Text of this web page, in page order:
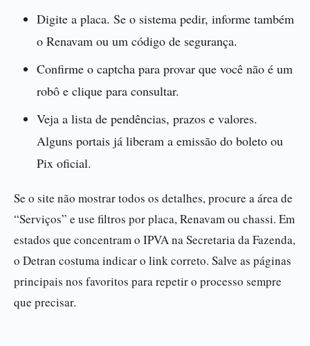
Digite a placa. Se o sistema pedir, informe também
o Renavam ou um código de segurança.
Confirme o captcha para provar que você não é um
robô e clique para consultar.
Veja a lista de pendências, prazos e valores.
Alguns portais já liberam a emissão do boleto ou
Pix oficial.
Se o site não mostrar todos os detalhes, procure a área de
“Serviços” e use filtros por placa, Renavam ou chassi. Em
estados que concentram o IPVA na Secretaria da Fazenda,
o Detran costuma indicar o link correto. Salve as páginas
principais nos favoritos para repetir o processo sempre
que precisar.